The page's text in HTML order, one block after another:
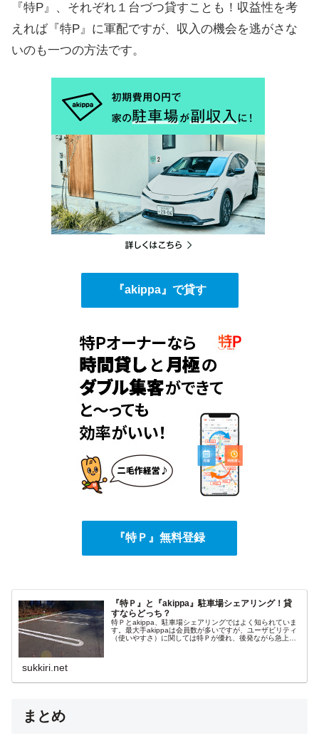
『特P』、それぞれ１台づつ貸すことも！収益性を考
えれば『特P』に軍配ですが、収入の機会を逃がさな
いのも一つの方法です。
『akippa』で貸す
『特Ｐ』無料登録
『特Ｐ』と『akippa』駐車場シェアリング！貸
すならどっち？
特Ｐとakippa、駐車場シェアリングではよく知られていま
す。最大手akippaは会員数が多いですが、ユーザビリティ
（使いやすさ）に関しては特Ｐが優れ、後発ながら急上
sukkiri.net
まとめ